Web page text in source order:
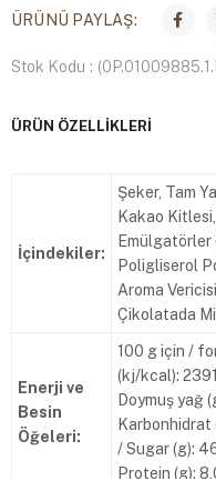
ÜRÜNÜ PAYLAŞ:
Stok Kodu
ÜRÜN ÖZELLIKLERI
İçindekiler:
Şeker, Tam
Kakao Kitlesi,
Emülgatörler
Poligliserol
Aroma
Çikolatada
Enerji ve
Besin
Öğeleri:
100 g için /
(kj/kcal):
Doymuş yağ
Karbonhidrat
/ Sugar (g):
Protein (g):